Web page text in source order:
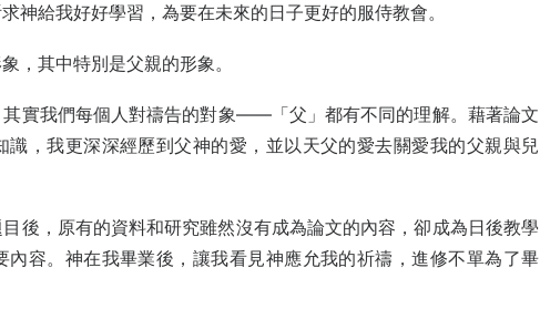
神給我好好學習，為要在未來的日子更好的服侍教會。
，其中特別是父親的形象。
實我們每個人對禱告的對象——「父」都有不同的理解。藉著論文
，我更深深經歷到父神的愛，並以天父的愛去關愛我的父親與兒
後，原有的資料和研究雖然沒有成為論文的內容，卻成為日後教學
內容。神在我畢業後，讓我看見神應允我的祈禱，進修不單為了畢